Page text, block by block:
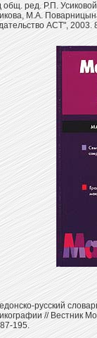
общ. ред. Р.П.
М.А.
АСТ", 2003.
русский
// Вестник
195.